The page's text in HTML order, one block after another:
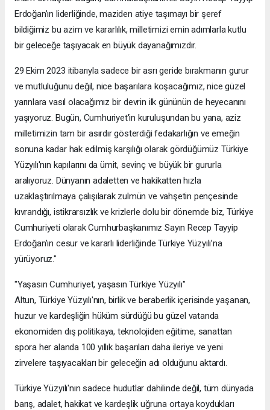
Erdoğan’ın liderliğinde, maziden atiye taşımayı bir şeref
bildiğimiz bu azim ve kararlılık, milletimizi emin adımlarla kutlu
bir geleceğe taşıyacak en büyük dayanağımızdır.
29 Ekim 2023 itibarıyla sadece bir asrı geride bırakmanın gurur
ve mutluluğunu değil, nice başarılara koşacağımız, nice güzel
yarınlara vasıl olacağımız bir devrin ilk gününün de heyecanını
yaşıyoruz. Bugün, Cumhuriyet'in kuruluşundan bu yana, aziz
milletimizin tam bir asırdır gösterdiği fedakarlığın ve emeğin
sonuna kadar hak edilmiş karşılığı olarak gördüğümüz Türkiye
Yüzyılı'nın kapılarını da ümit, sevinç ve büyük bir gururla
aralıyoruz. Dünyanın adaletten ve hakikatten hızla
uzaklaştırılmaya çalışılarak zulmün ve vahşetin pençesinde
kıvrandığı, istikrarsızlık ve krizlerle dolu bir dönemde biz, Türkiye
Cumhuriyeti olarak Cumhurbaşkanımız Sayın Recep Tayyip
Erdoğan’ın cesur ve kararlı liderliğinde Türkiye Yüzyılı’na
yürüyoruz."
"Yaşasın Cumhuriyet, yaşasın Türkiye Yüzyılı"
Altun, Türkiye Yüzyılı'nın, birlik ve beraberlik içerisinde yaşanan,
huzur ve kardeşliğin hüküm sürdüğü bu güzel vatanda
ekonomiden dış politikaya, teknolojiden eğitime, sanattan
spora her alanda 100 yıllık başarıları daha ileriye ve yeni
zirvelere taşıyacakları bir geleceğin adı olduğunu aktardı.
Türkiye Yüzyılı'nın sadece hudutlar dahilinde değil, tüm dünyada
barış, adalet, hakikat ve kardeşlik uğruna ortaya koydukları